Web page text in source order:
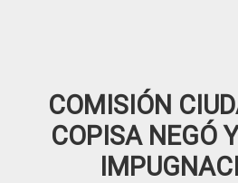
COMISIÓN
COPISA NEGÓ